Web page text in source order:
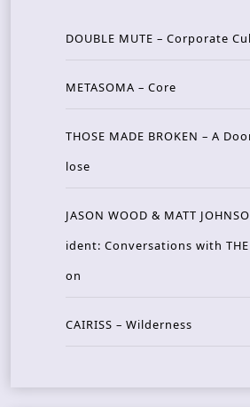
DOUBLE MUTE – Corporate
METASOMA – Core
THOSE MADE BROKEN – A
lose
JASON WOOD & MATT
ident: Conversations with THE
on
CAIRISS – Wilderness